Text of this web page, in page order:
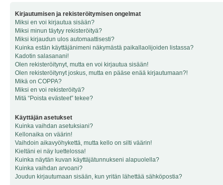
Kirjautumisen ja rekisteröitymisen ongelmat
Miksi en voi kirjautua sisään?
Miksi minun täytyy rekisteröityä?
Miksi kirjaudun ulos automaattisesti?
Kuinka estän käyttäjänimeni näkymästä paikallaolijoiden listassa?
Kadotin salasanani!
Olen rekisteröitynyt, mutta en voi kirjautua sisään!
Olen rekisteröitynyt joskus, mutta en pääse enää kirjautumaan?!
Mikä on COPPA?
Miksi en voi rekisteröityä?
Mitä “Poista evästeet” tekee?
Käyttäjän asetukset
Kuinka vaihdan asetuksiani?
Kellonaika on väärin!
Vaihdoin aikavyöhykettä, mutta kello on silti väärin!
Kieltäni ei näy luettelossa!
Kuinka näytän kuvan käyttäjätunnukseni alapuolella?
Kuinka vaihdan arvoani?
Joudun kirjautumaan sisään, kun yritän lähettää sähköpostia?